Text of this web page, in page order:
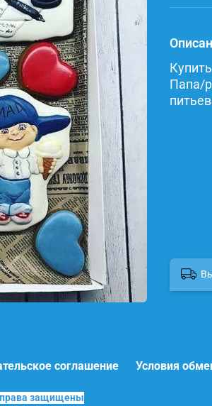
Папа/
соглашение Условия
права защищены